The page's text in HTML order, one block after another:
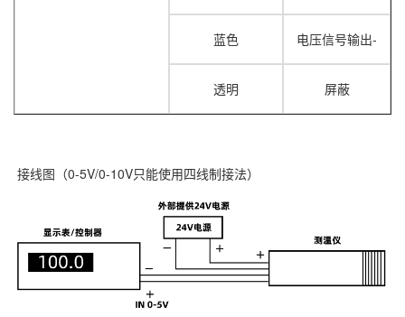
蓝色 电压信号输出-
透明 屏蔽
接线图（0-5V/0-10V只能使用四线制接法）